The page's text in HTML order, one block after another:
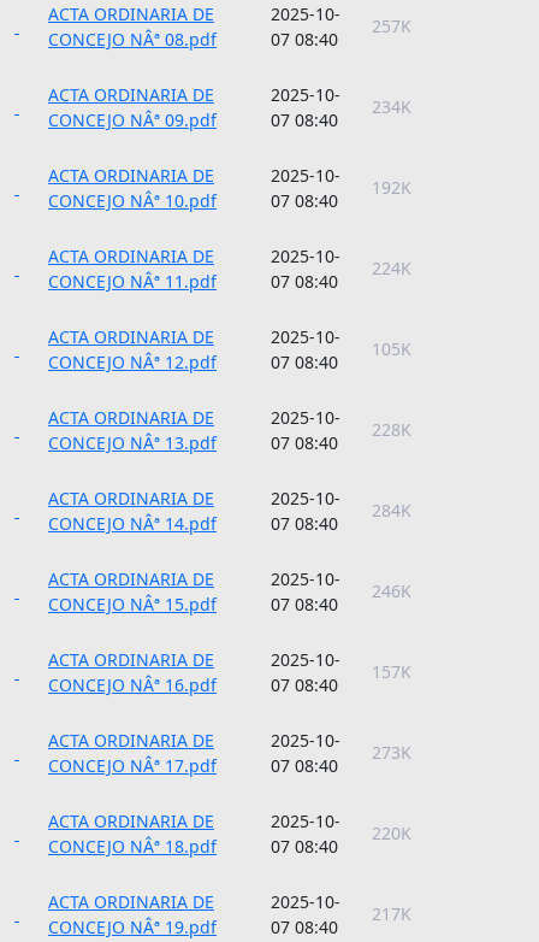
ACTA ORDINARIA DE
CONCEJO NÂª 08.pdf
2025-10-
07 08:40
257K
ACTA ORDINARIA DE
CONCEJO NÂª 09.pdf
2025-10-
07 08:40
234K
ACTA ORDINARIA DE
CONCEJO NÂª 10.pdf
2025-10-
07 08:40
192K
ACTA ORDINARIA DE
CONCEJO NÂª 11.pdf
2025-10-
07 08:40
224K
ACTA ORDINARIA DE
CONCEJO NÂª 12.pdf
2025-10-
07 08:40
105K
ACTA ORDINARIA DE
CONCEJO NÂª 13.pdf
2025-10-
07 08:40
228K
ACTA ORDINARIA DE
CONCEJO NÂª 14.pdf
2025-10-
07 08:40
284K
ACTA ORDINARIA DE
CONCEJO NÂª 15.pdf
2025-10-
07 08:40
246K
ACTA ORDINARIA DE
CONCEJO NÂª 16.pdf
2025-10-
07 08:40
157K
ACTA ORDINARIA DE
CONCEJO NÂª 17.pdf
2025-10-
07 08:40
273K
ACTA ORDINARIA DE
CONCEJO NÂª 18.pdf
2025-10-
07 08:40
220K
ACTA ORDINARIA DE
CONCEJO NÂª 19.pdf
2025-10-
07 08:40
217K